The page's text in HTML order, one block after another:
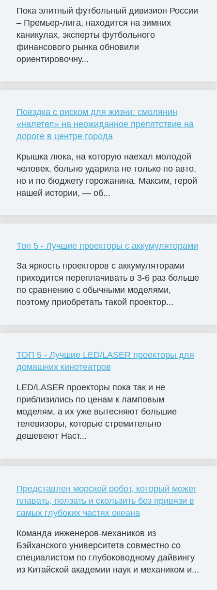
Пока элитный футбольный дивизион России
– Премьер-лига, находится на зимних
каникулах, эксперты футбольного
финансового рынка обновили
ориентировочну...
Поездка с риском для жизни: смолянин
«налетел» на неожиданное препятствие на
дороге в центре города
Крышка люка, на которую наехал молодой
человек, больно ударила не только по авто,
но и по бюджету горожанина. Максим, герой
нашей истории, — об...
Топ 5 - Лучшие проекторы с аккумуляторами
За яркость проекторов с аккумуляторами
приходится переплачивать в 3-6 раз больше
по сравнению с обычными моделями,
поэтому приобретать такой проектор...
ТОП 5 - Лучшие LED/LASER проекторы для
домашних кинотеатров
LED/LASER проекторы пока так и не
приблизились по ценам к ламповым
моделям, а их уже вытесняют большие
телевизоры, которые стремительно
дешевеют Наст...
Представлен морской робот, который может
плавать, ползать и скользить без привязи в
самых глубоких частях океана
Команда инженеров-механиков из
Бэйханского университета совместно со
специалистом по глубоководному дайвингу
из Китайской академии наук и механиком и...